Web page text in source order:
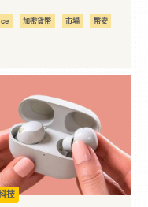
加密貨幣 市場 幣安
技